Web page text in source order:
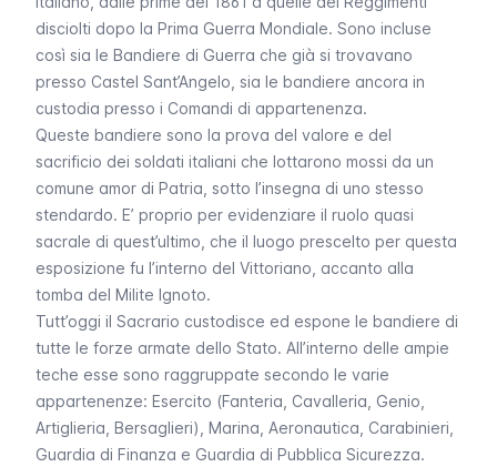
disciolti dopo la Prima Guerra Mondiale. Sono incluse
così sia le Bandiere di Guerra che già si trovavano
presso Castel Sant’Angelo, sia le bandiere ancora in
custodia presso i Comandi di appartenenza.
Queste bandiere sono la prova del valore e del
sacrificio dei soldati italiani che lottarono mossi da un
comune amor di Patria, sotto l’insegna di uno stesso
stendardo. E’ proprio per evidenziare il ruolo quasi
sacrale di quest’ultimo, che il luogo prescelto per questa
esposizione fu l’interno del Vittoriano, accanto alla
tomba del Milite Ignoto.
Tutt’oggi il Sacrario custodisce ed espone le bandiere di
tutte le forze armate dello Stato. All’interno delle ampie
teche esse sono raggruppate secondo le varie
appartenenze: Esercito (Fanteria, Cavalleria, Genio,
Artiglieria, Bersaglieri), Marina, Aeronautica, Carabinieri,
Guardia di Finanza e Guardia di Pubblica Sicurezza.